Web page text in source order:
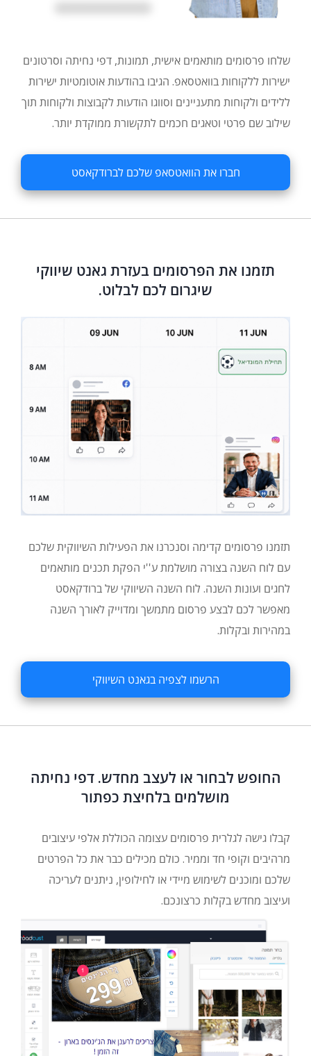
שלחו פרסומים מותאמים אישית, תמונות, דפי נחיתה וסרטונים
ישירות ללקוחות בוואטסאפ. הגיבו בהודעות אוטומטיות ישירות
ללידים ולקוחות מתעניינים וסווגו הודעות לקבוצות ולקוחות תוך
שילוב שם פרטי וטאגים חכמים לתקשורת ממוקדת יותר.
חברו את הוואטסאפ שלכם לברודקאסט
תזמנו את הפרסומים בעזרת גאנט שיווקי
שיגרום לכם לבלוט.
תזמנו פרסומים קדימה וסנכרנו את הפעילות השיווקית שלכם
עם לוח השנה בצורה מושלמת ע''י הפקת תכנים מותאמים
לחגים ועונות השנה. לוח השנה השיווקי של ברודקאסט
מאפשר לכם לבצע פרסום מתמשך ומדוייק לאורך השנה
במהירות ובקלות.
הרשמו לצפיה בגאנט השיווקי
החופש לבחור או לעצב מחדש. דפי נחיתה
מושלמים בלחיצת כפתור
קבלו גישה לגלרית פרסומים עצומה הכוללת אלפי עיצובים
מרהיבים וקופי חד וממיר. כולם מכילים כבר את כל הפרטים
שלכם ומוכנים לשימוש מיידי או לחילופין, ניתנים לעריכה
ועיצוב מחדש בקלות כרצונכם.